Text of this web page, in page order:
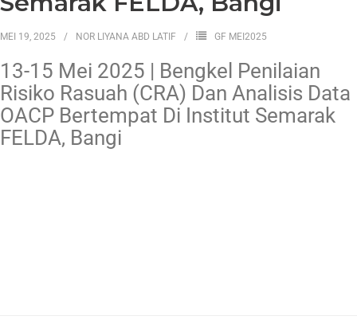
MEI 19, 2025 NOR LIYANA ABD LATIF GF MEI2025
13-15 Mei 2025 | Bengkel Penilaian
Risiko Rasuah (CRA) Dan Analisis Data
OACP Bertempat Di Institut Semarak
FELDA, Bangi